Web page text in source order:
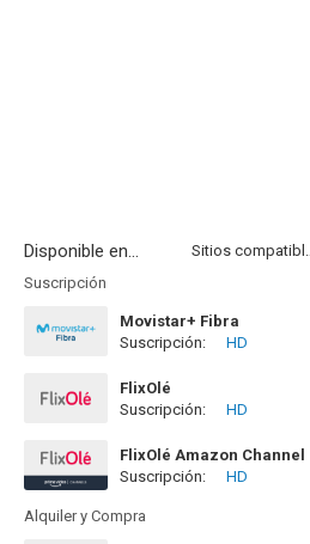
Disponible en...
Suscripción
Movistar+ Fibra
Disponible hasta el Vie, 01
Suscripción: HD
FlixOlé
Suscripción:
HD
FlixOlé Amazon Channel
Suscripción:
HD
Alquiler y Compra